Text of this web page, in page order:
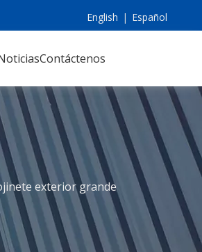
English | Español
Contáctenos
exterior grande